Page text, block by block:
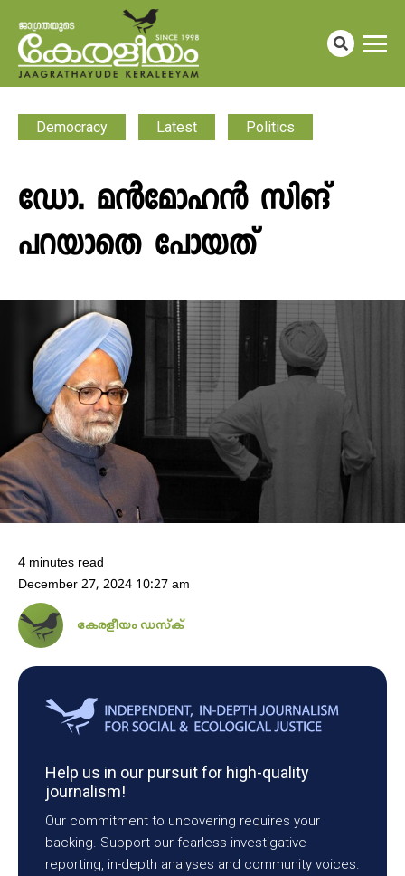
Democracy Latest Politics
ഡോ. മൻമോഹൻ സിങ്
പറയാതെ പോയത്
4 minutes read
December 27, 2024 10:27 am
കേരളീയം ഡസ്ക്
Help us in our pursuit for high-quality
journalism!
Our commitment to uncovering requires your
backing. Support our fearless investigative
reporting, in-depth analyses and community voices.